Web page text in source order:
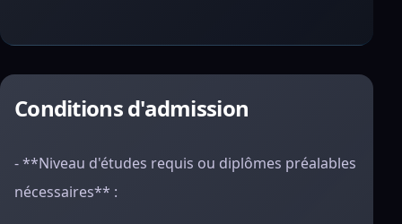
Conditions d'admission
- **Niveau d'études requis ou diplômes préalables
nécessaires** :